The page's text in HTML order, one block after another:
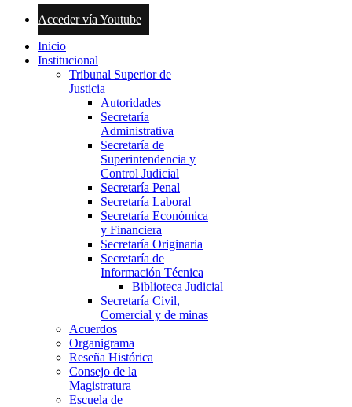
Acceder vía Youtube
Inicio
Institucional
Tribunal Superior de
Justicia
Autoridades
Secretaría
Administrativa
Secretaría de
Superintendencia y
Control Judicial
Secretaría Penal
Secretaría Laboral
Secretaría Económica
y Financiera
Secretaría Originaria
Secretaría de
Información Técnica
Biblioteca Judicial
Secretaría Civil,
Comercial y de minas
Acuerdos
Organigrama
Reseña Histórica
Consejo de la
Magistratura
Escuela de